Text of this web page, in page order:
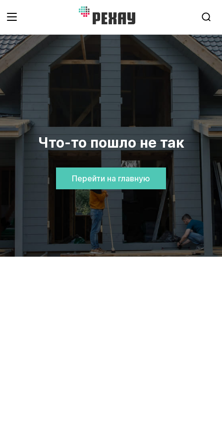
Что-то пошло не так
Перейти на главную